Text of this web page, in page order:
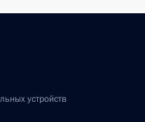
устройств